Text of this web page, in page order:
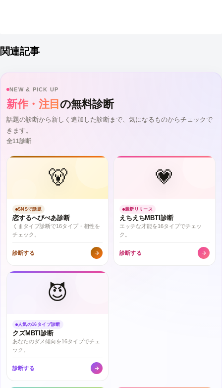
関連記事
NEW & PICK UP
新作・注目 の無料診断
話題の診断から新しく追加した診断まで、気になるものからチェックで
きます。
全11診断
🐻
SNSで話題
恋するへびべあ診断
くまタイプ診断で16タイプ・相性を
チェック。
診断する
💗
最新リリース
えちえちMBTI診断
エッチな才能を16タイプでチェッ
ク。
診断する
😈
人気の16タイプ診断
クズMBTI診断
あなたのダメ傾向を16タイプでチェ
ック。
診断する